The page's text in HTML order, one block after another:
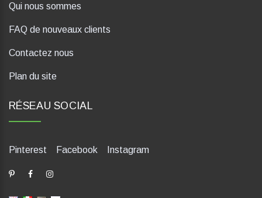
Qui nous sommes
FAQ de nouveaux clients
Contactez nous
Plan du site
RÉSEAU SOCIAL
Pinterest Facebook Instagram